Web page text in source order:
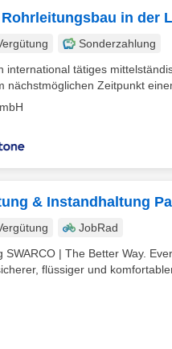
in der
Sonderzahlung
international tätiges
nächstmöglichen Zeitpunkt
& Instandhaltung
JobRad
| The Better Way.
flüssiger und